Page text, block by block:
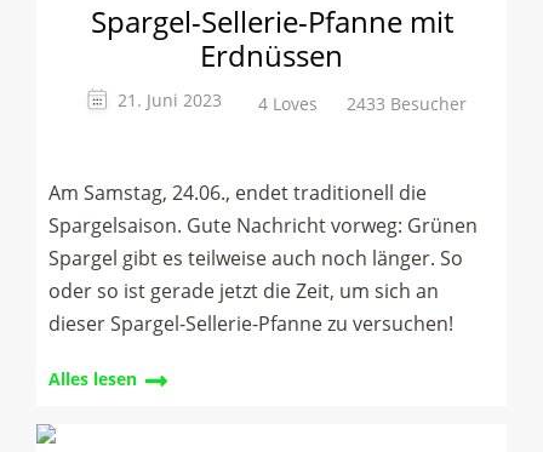
Spargel-Sellerie-Pfanne mit
Erdnüssen
21. Juni 2023 4 Loves 2433 Besucher
Am Samstag, 24.06., endet traditionell die
Spargelsaison. Gute Nachricht vorweg: Grünen
Spargel gibt es teilweise auch noch länger. So
oder so ist gerade jetzt die Zeit, um sich an
dieser Spargel-Sellerie-Pfanne zu versuchen!
Alles lesen